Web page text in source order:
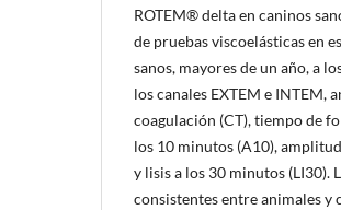
ROTEM® delta en caninos
de pruebas viscoelásticas en
sanos, mayores de un año, a
los canales EXTEM e INTEM,
coagulación (CT), tiempo de
los 10 minutos (A10),
y lisis a los 30 minutos (LI30).
consistentes entre animales